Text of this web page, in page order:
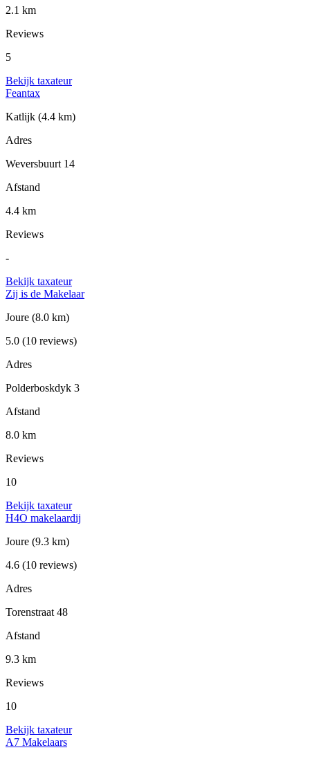
2.1 km
Reviews
5
Bekijk taxateur
Feantax
Katlijk (4.4 km)
Adres
Weversbuurt 14
Afstand
4.4 km
Reviews
-
Bekijk taxateur
Zij is de Makelaar
Joure (8.0 km)
5.0 (10 reviews)
Adres
Polderboskdyk 3
Afstand
8.0 km
Reviews
10
Bekijk taxateur
H4O makelaardij
Joure (9.3 km)
4.6 (10 reviews)
Adres
Torenstraat 48
Afstand
9.3 km
Reviews
10
Bekijk taxateur
A7 Makelaars